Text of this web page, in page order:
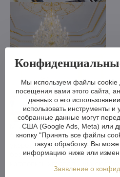
Мы можем сделать
больше, изменить кронштейны,
укоротить или удлинить цепь -
безграничны. А если вам этого
Мы используем файлы cookie
посещения вами этого сайта,
данных о его
использовать инструменты и
собранные данные могут
США (Google Ads, Meta) или
кнопку "Принять все файлы
такую обработку. Вы
информацию ниже или
Заявление о